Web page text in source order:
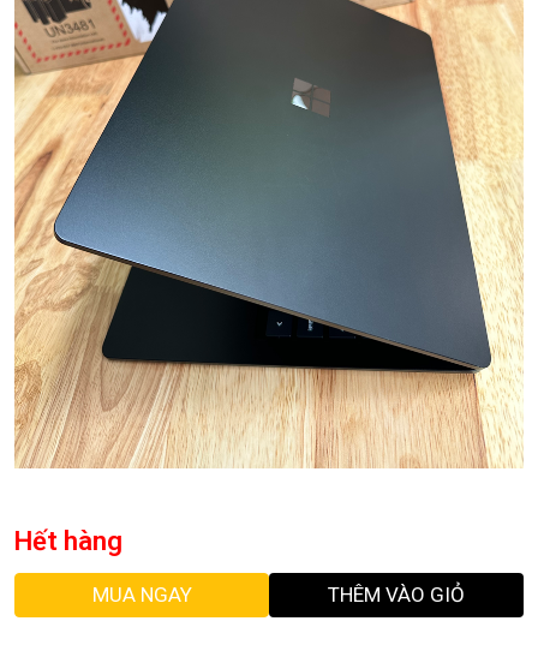
Hết hàng
MUA NGAY THÊM VÀO GIỎ